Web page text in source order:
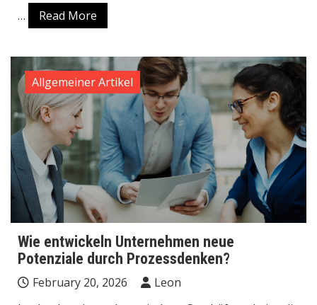
…
Read More
Allgemeiner Artikel
Wie entwickeln Unternehmen neue
Potenziale durch Prozessdenken?
February 20, 2026
Leon